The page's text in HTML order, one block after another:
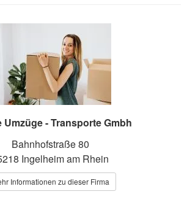
Umzüge - Transporte Gmbh
Bahnhofstraße 80
Ingelheim am Rhein
Informationen zu dieser Firma